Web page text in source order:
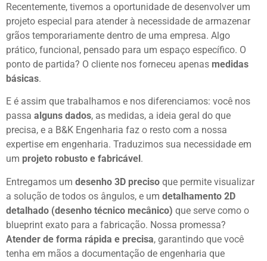
Recentemente, tivemos a oportunidade de desenvolver um
projeto especial para atender à necessidade de armazenar
grãos temporariamente dentro de uma empresa. Algo
prático, funcional, pensado para um espaço específico. O
ponto de partida? O cliente nos forneceu apenas medidas
básicas.
E é assim que trabalhamos e nos diferenciamos: você nos
passa alguns dados, as medidas, a ideia geral do que
precisa, e a B&K Engenharia faz o resto com a nossa
expertise em engenharia. Traduzimos sua necessidade em
um projeto robusto e fabricável .
Entregamos um desenho 3D preciso que permite visualizar
a solução de todos os ângulos, e um detalhamento 2D
detalhado (desenho técnico mecânico) que serve como o
blueprint exato para a fabricação. Nossa promessa?
Atender de forma rápida e precisa, garantindo que você
tenha em mãos a documentação de engenharia que